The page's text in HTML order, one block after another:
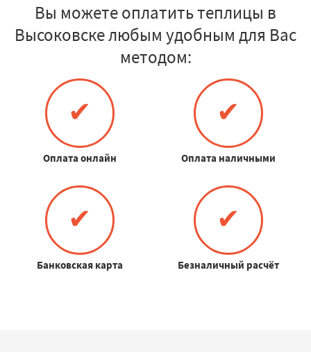
Вы можете оплатить теплицы в
Высоковске любым удобным для Вас
методом:
✔
Оплата онлайн
✔
Оплата наличными
✔
Банковская карта
✔
Безналичный расчёт